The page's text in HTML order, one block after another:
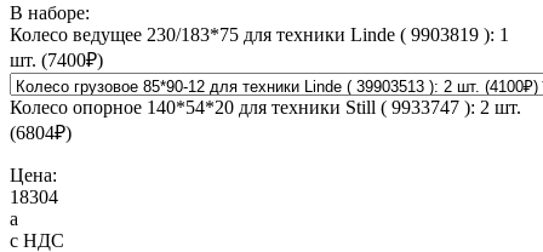
В наборе:
Колесо ведущее 230/183*75 для техники Linde ( 9903819 ): 1
шт. (7400₽)
Колесо опорное 140*54*20 для техники Still ( 9933747 ): 2 шт.
(6804₽)
Цена:
18304
a
с НДС